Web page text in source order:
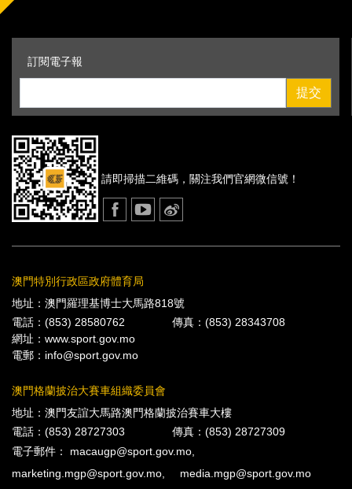
訂閱電子報
提交
請即掃描二維碼， 關注我們官網微信號！
澳門特別行政區政府體育局
地址：澳門羅理基博士大馬路818號
電話：(853) 28580762
傳真：(853) 28343708
網址： www.sport.gov.mo
電郵： info@sport.gov.mo
澳門格蘭披治大賽車組織委員會
地址：澳門友誼大馬路澳門格蘭披治賽車大樓
電話：(853) 28727303
傳真：(853) 28727309
電子郵件： macaugp@sport.gov.mo
marketing.mgp@sport.gov.mo
media.mgp@sport.gov.mo